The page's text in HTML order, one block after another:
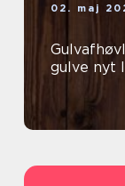
02. maj
gulve nyt